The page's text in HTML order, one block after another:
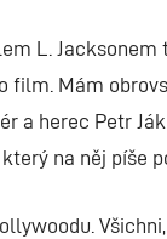
L.
Mám
a herec Petr
na něj píše